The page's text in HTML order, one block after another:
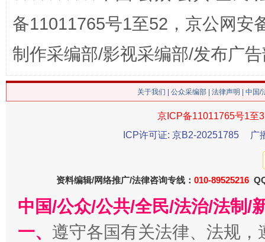
“刷贴”乱象丛生
揭批美国五大"原罪" "
备11011765号1至52，京公网安
制作采编部/影视采编部/发布广
关于我们 公众采编部 法律声明 | 中国
京ICP备11011765号1至
ICP许可证: 京B2-20251785
广
资料编辑/网络推广/法律咨询专线： 010-89525216
中国/公众/公共/全民/法治/法制/
一、 遵守各国有关法律、法规